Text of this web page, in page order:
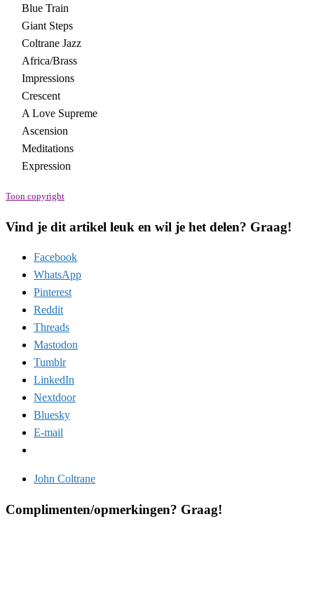
Blue Train
Giant Steps
Coltrane Jazz
Africa/Brass
Impressions
Crescent
A Love Supreme
Ascension
Meditations
Expression
Toon copyright
Vind je dit artikel leuk en wil je het delen? Graag!
Facebook
WhatsApp
Pinterest
Reddit
Threads
Mastodon
Tumblr
LinkedIn
Nextdoor
Bluesky
E-mail
John Coltrane
Complimenten/opmerkingen? Graag!